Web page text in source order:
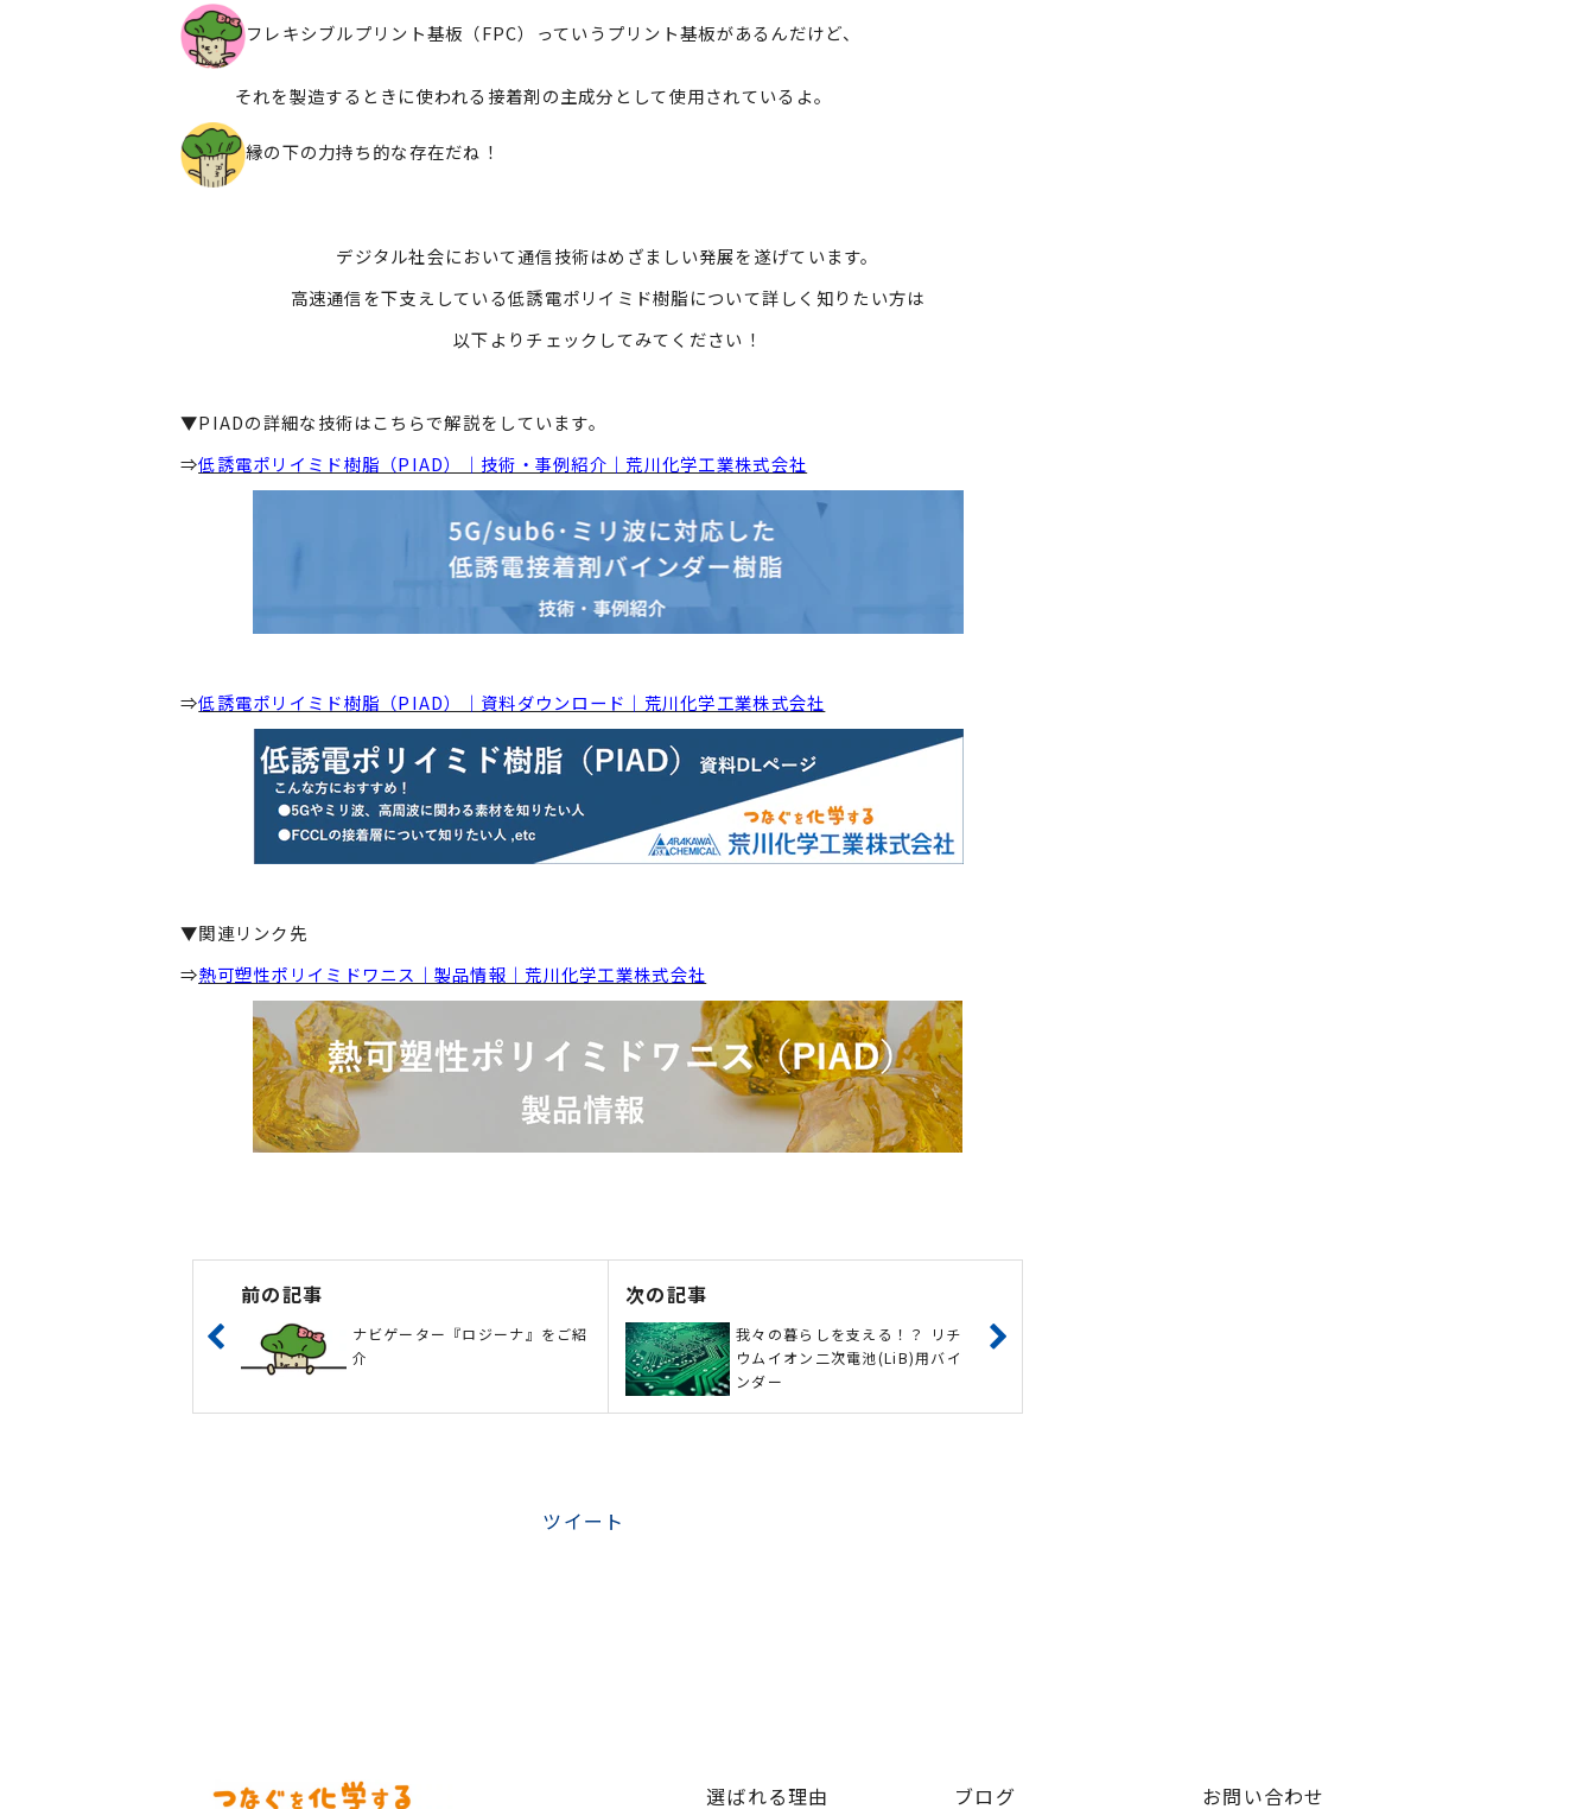
フレキシブルプリント基板（FPC）っていうプリント基板があるんだけど、
それを製造するときに使われる接着剤の主成分として使用されているよ。
​​​​​​​縁の下の力持ち的な存在だね！
デジタル社会において通信技術はめざましい発展を遂げています。
高速通信を下支えしている低誘電ポリイミド樹脂について詳しく知りたい方は
以下よりチェックしてみてください！
▼PIADの詳細な技術はこちらで解説をしています。
⇒低誘電ポリイミド樹脂（PIAD）｜技術・事例紹介｜荒川化学工業株式会社
⇒低誘電ポリイミド樹脂（PIAD）｜資料ダウンロード｜荒川化学工業株式会社
▼関連リンク先
⇒熱可塑性ポリイミドワニス｜製品情報｜荒川化学工業株式会社
前の記事
ナビゲーター『ロジーナ』をご紹
介
次の記事
我々の暮らしを支える！？ リチ
ウムイオン二次電池(LiB)用バイ
ンダー
ツイート
選ばれる理由 ブログ お問い合わせ